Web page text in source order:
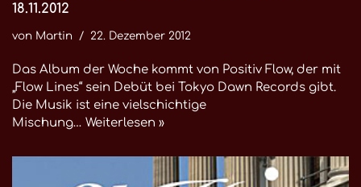
18.11.2012
von Martin 22. Dezember 2012
Das Album der Woche kommt von Positiv Flow, der mit
„Flow Lines“ sein Debüt bei Tokyo Dawn Records gibt.
Die Musik ist eine vielschichtige
Mischung… Weiterlesen »